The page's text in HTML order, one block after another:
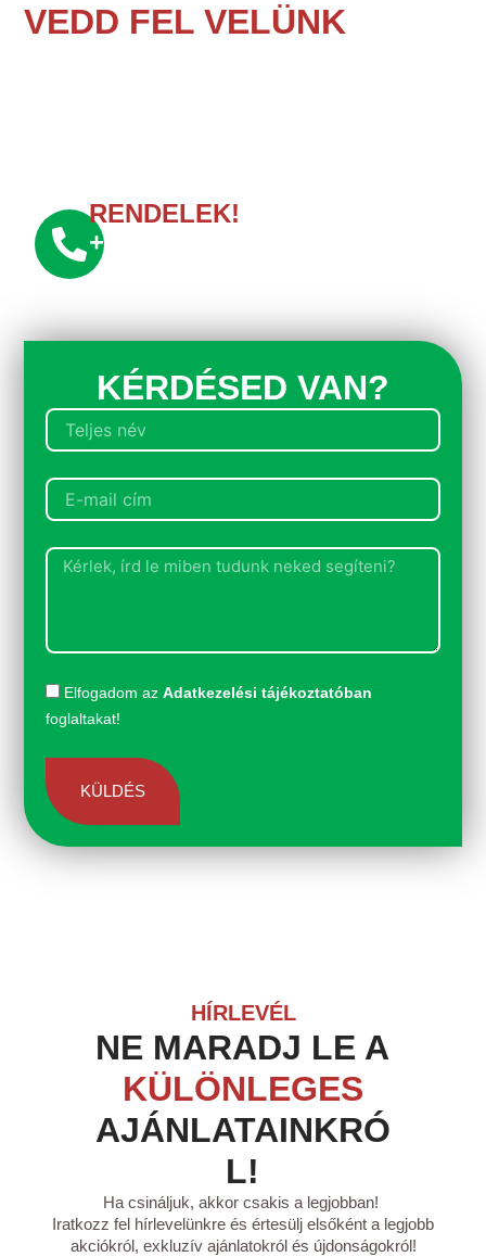
VEDD FEL VELÜNK
a kapcsolatot!RENDELEK!
+36 30 399 6438
KÉRDÉSED VAN?
Elfogadom azAdatkezelési tájékoztatóban
foglaltakat!
KÜLDÉS
HÍRLEVÉL
NE MARADJ LE A
KÜLÖNLEGES
AJÁNLATAINKRÓ
L!
Ha csináljuk, akkor csakis a legjobban!
Iratkozz fel hírlevelünkre és értesülj elsőként a legjobb
akciókról, exkluzív ajánlatokról és újdonságokról!